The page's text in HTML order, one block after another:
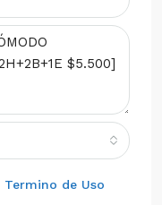
Termino de Uso